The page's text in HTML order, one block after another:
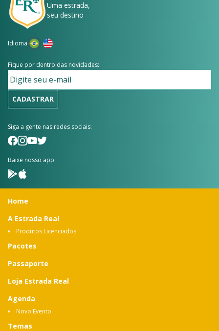
Uma estrada,
seu destino
Idioma
Fique por dentro das novidades:
CADASTRAR
Siga a gente nas redes sociais:
Baixe nosso app:
Home
A Estrada Real
Produtos Licenciados
Pacotes
Passaporte
Loja Estrada Real
Agenda
Novo Evento
Temas